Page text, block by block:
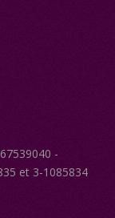
-
et 3-1085834